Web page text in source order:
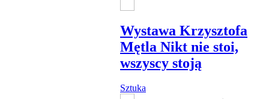
Wystawa Krzysztofa
Mętla Nikt nie stoi,
wszyscy stoją
Sztuka